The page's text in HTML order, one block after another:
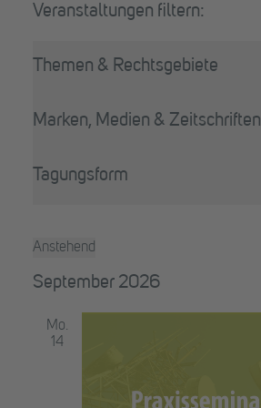
Veranstaltungen
Filter
Ändern
Formular-
Eingabefelder
die
mit
gefilterten
Ergebnissen
aktualisieren
Themen & Rechtsgebiete
Marken, Medien & Zeitschriften
Tagungsform
Anstehend
wählen.
September 2026
Mo.
14